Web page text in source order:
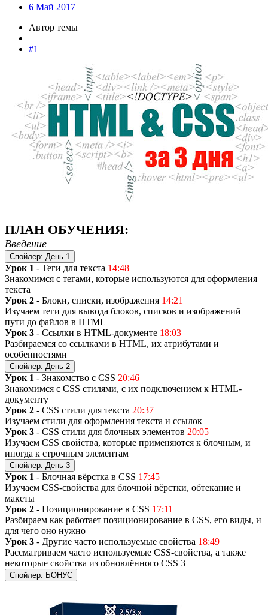
6 Май 2017
Автор темы
#1
ПЛАН ОБУЧЕНИЯ:
Введение
Спойлер: День 1
Урок 1 - Теги для текста 14:48
Знакомимся с тегами, которые используются для оформления
текста
Урок 2 - Блоки, списки, изображения 14:21
Изучаем теги для вывода блоков, списков и изображений +
пути до файлов в HTML
Урок 3 - Ссылки в HTML-документе 18:03
Разбираемся со ссылками в HTML, их атрибутами и
особенностями
Спойлер: День 2
Урок 1 - Знакомство с CSS 20:46
Знакомимся с CSS стилями, с их подключением к HTML-
документу
Урок 2 - CSS стили для текста 20:37
Изучаем стили для оформления текста и ссылок
Урок 3 - CSS стили для блочных элементов 20:05
Изучаем CSS свойства, которые применяются к блочным, и
иногда к строчным элементам
Спойлер: День 3
Урок 1 - Блочная вёрстка в CSS 17:45
Изучаем CSS-свойства для блочной вёрстки, обтекание и
макеты
Урок 2 - Позиционирование в CSS 17:11
Разбираем как работает позиционирование в CSS, его виды, и
для чего оно нужно
Урок 3 - Другие часто используемые свойства 18:49
Рассматриваем часто используемые CSS-свойства, а также
некоторые свойства из обновлённого CSS 3
Спойлер: БОНУС